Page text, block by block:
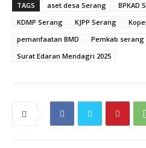
TAGS aset desa Serang BPKAD
KDMP Serang
KJPP Serang
pemanfaatan BMD
Pemkab serang
Surat Edaran Mendagri 2025